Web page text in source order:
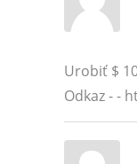
Urobiť $
Odkaz - -